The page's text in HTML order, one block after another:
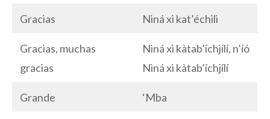
Gracias Niná xi kat’échili
Gracias, muchas
gracias
Niná xi kàtab’íchjílí, n’íó
Niná xi kàtab’íchjílí
Grande ‘Mba